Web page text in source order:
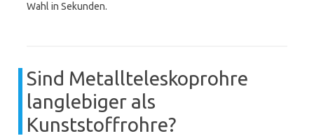
Wahl in Sekunden.
Sind Metallteleskoprohre
langlebiger als
Kunststoffrohre?